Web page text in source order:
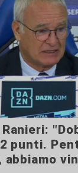
punti.